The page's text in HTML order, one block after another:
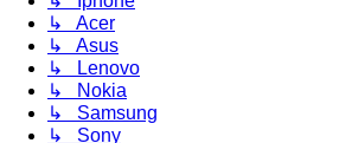
↳ Acer
↳ Asus
↳ Lenovo
↳ Nokia
↳ Samsung
↳ Sony